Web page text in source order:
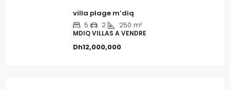
villa plage m’diq
5 2 250 m²
MDIQ VILLAS A VENDRE
Dh12,000,000